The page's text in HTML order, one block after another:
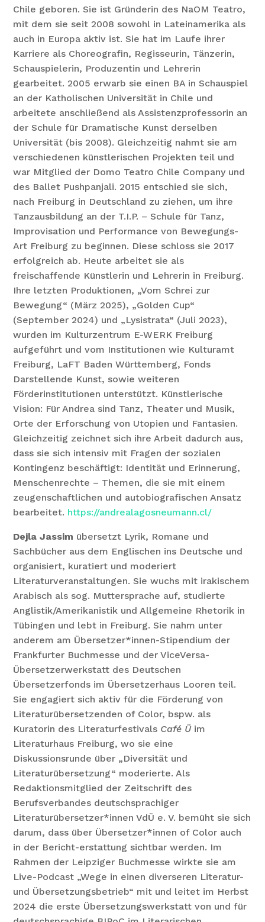
Chile geboren. Sie ist Gründerin des NaOM Teatro,
mit dem sie seit 2008 sowohl in Lateinamerika als
auch in Europa aktiv ist. Sie hat im Laufe ihrer
Karriere als Choreografin, Regisseurin, Tänzerin,
Schauspielerin, Produzentin und Lehrerin
gearbeitet. 2005 erwarb sie einen BA in Schauspiel
an der Katholischen Universität in Chile und
arbeitete anschließend als Assistenzprofessorin an
der Schule für Dramatische Kunst derselben
Universität (bis 2008). Gleichzeitig nahmt sie am
verschiedenen künstlerischen Projekten teil und
war Mitglied der Domo Teatro Chile Company und
des Ballet Pushpanjali. 2015 entschied sie sich,
nach Freiburg in Deutschland zu ziehen, um ihre
Tanzausbildung an der T.I.P. – Schule für Tanz,
Improvisation und Performance von Bewegungs-
Art Freiburg zu beginnen. Diese schloss sie 2017
erfolgreich ab. Heute arbeitet sie als
freischaffende Künstlerin und Lehrerin in Freiburg.
Ihre letzten Produktionen, „Vom Schrei zur
Bewegung“ (März 2025), „Golden Cup“
(September 2024) und „Lysistrata“ (Juli 2023),
wurden im Kulturzentrum E-WERK Freiburg
aufgeführt und vom Institutionen wie Kulturamt
Freiburg, LaFT Baden Württemberg, Fonds
Darstellende Kunst, sowie weiteren
Förderinstitutionen unterstützt. Künstlerische
Vision: Für Andrea sind Tanz, Theater und Musik,
Orte der Erforschung von Utopien und Fantasien.
Gleichzeitig zeichnet sich ihre Arbeit dadurch aus,
dass sie sich intensiv mit Fragen der sozialen
Kontingenz beschäftigt: Identität und Erinnerung,
Menschenrechte – Themen, die sie mit einem
zeugenschaftlichen und autobiografischen Ansatz
bearbeitet. https://andrealagosneumann.cl/
Dejla Jassim übersetzt Lyrik, Romane und
Sachbücher aus dem Englischen ins Deutsche und
organisiert, kuratiert und moderiert
Literaturveranstaltungen. Sie wuchs mit irakischem
Arabisch als sog. Muttersprache auf, studierte
Anglistik/Amerikanistik und Allgemeine Rhetorik in
Tübingen und lebt in Freiburg. Sie nahm unter
anderem am Übersetzer*innen-Stipendium der
Frankfurter Buchmesse und der ViceVersa-
Übersetzerwerkstatt des Deutschen
Übersetzerfonds im Übersetzerhaus Looren teil.
Sie engagiert sich aktiv für die Förderung von
Literaturübersetzenden of Color, bspw. als
Kuratorin des Literaturfestivals Café Üim
Literaturhaus Freiburg, wo sie eine
Diskussionsrunde über „Diversität und
Literaturübersetzung“ moderierte. Als
Redaktionsmitglied der Zeitschrift des
Berufsverbandes deutschsprachiger
Literaturübersetzer*innen VdÜ e. V. bemüht sie sich
darum, dass über Übersetzer*innen of Color auch
in der Bericht-erstattung sichtbar werden. Im
Rahmen der Leipziger Buchmesse wirkte sie am
Live-Podcast „Wege in einen diverseren Literatur-
und Übersetzungsbetrieb“ mit und leitet im Herbst
2024 die erste Übersetzungswerkstatt von und für